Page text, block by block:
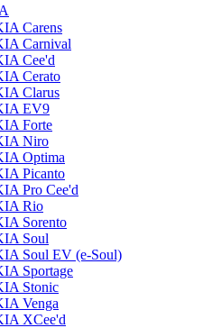
Carens
Carnival
Cee'd
Cerato
Clarus
EV9
Forte
Niro
Optima
Picanto
Pro Cee'd
Rio
Sorento
Soul
Soul EV (e-Soul)
Sportage
Stonic
Venga
XCee'd